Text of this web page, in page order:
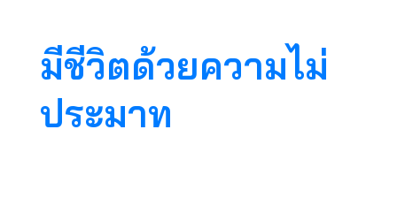
มีชีวิตด้วยความไม่
ประมาท